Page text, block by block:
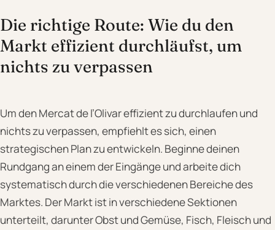
Die richtige Route: Wie du den
Markt effizient durchläufst, um
nichts zu verpassen
Um den Mercat de l’Olivar effizient zu durchlaufen und
nichts zu verpassen, empfiehlt es sich, einen
strategischen Plan zu entwickeln. Beginne deinen
Rundgang an einem der Eingänge und arbeite dich
systematisch durch die verschiedenen Bereiche des
Marktes. Der Markt ist in verschiedene Sektionen
unterteilt, darunter Obst und Gemüse, Fisch, Fleisch und